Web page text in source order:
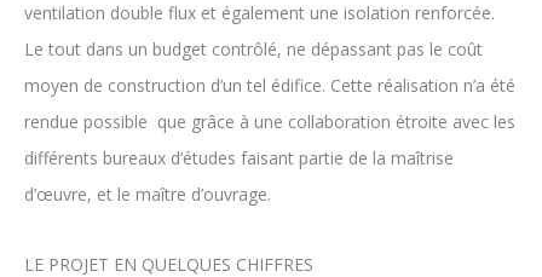
ventilation double flux et également une isolation renforcée.
Le tout dans un budget contrôlé, ne dépassant pas le coût
moyen de construction d’un tel édifice. Cette réalisation n’a été
rendue possible que grâce à une collaboration étroite avec les
différents bureaux d’études faisant partie de la maîtrise
d’œuvre, et le maître d’ouvrage.
LE PROJET EN QUELQUES CHIFFRES